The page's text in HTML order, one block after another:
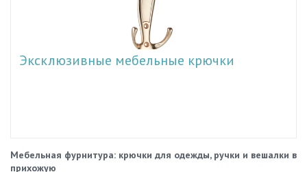
Эксклюзивные мебельные крючки
Мебельная фурнитура: крючки для одежды, ручки и вешалки в
прихожую